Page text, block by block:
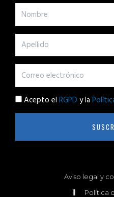
Acepto el RGPD y la
Aviso legal y
Política